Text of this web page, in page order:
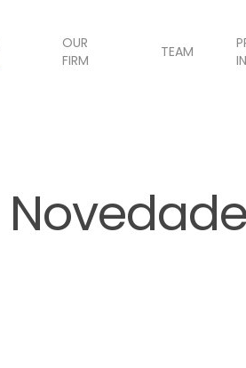
OUR
FIRM
TEAM